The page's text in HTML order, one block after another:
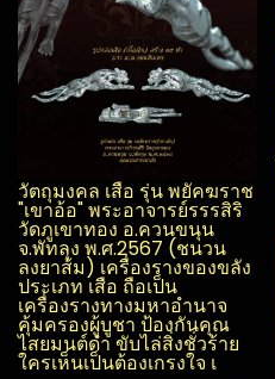
วัตถุมงคล เสือ รุ่น พยัคฆราช
"เขาอ้อ" พระอาจารย์รรร​สิริ​
วัดภูเขาทอง อ.ควนขนุน​
จ.พัทลุง​ พ.ศ.2567 (ชนวน
ลงยาส้ม) เครื่องรางของขลัง
ประเภท เสือ ถือเป็น
เครื่องรางทางมหาอำนาจ
คุ้มครองผู้บูชา ป้องกันคุณ
ไสย​มนต์ดำ ขับไล่สิ่งชั่วร้าย
ใครเห็นเป็นต้องเกรงใจ เ